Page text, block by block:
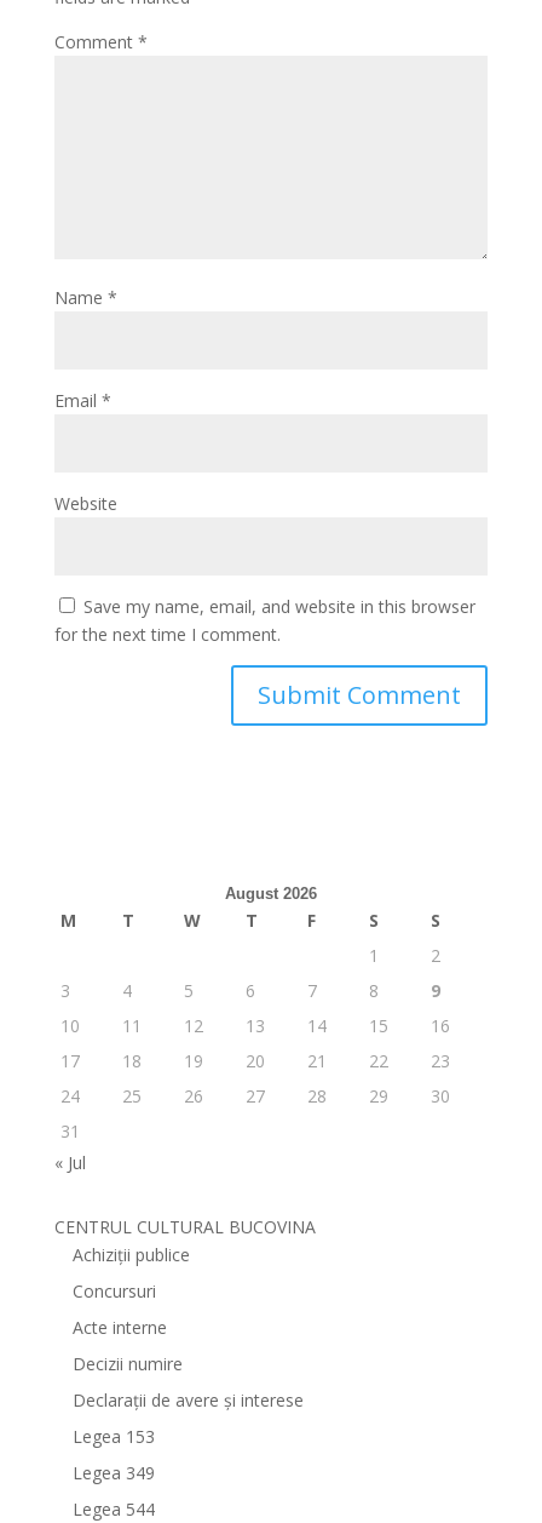
Comment *
Name *
Email *
Website
Save my name, email, and website in this browser
for the next time I comment.
August 2026
M T W T F S
S
1
2
3
4 5 6 7 8
9
10
11 12 13 14 15
16
17
18 19 20 21 22
23
24
25 26 27 28 29
30
31
« Jul
CENTRUL CULTURAL BUCOVINA
Achiziții publice
Concursuri
Acte interne
Decizii numire
Declarații de avere și interese
Legea 153
Legea 349
Legea 544